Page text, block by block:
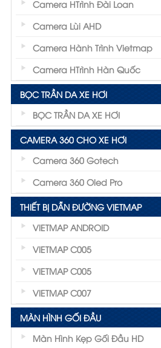
Camera HTrình Đài Loan
Camera Lùi AHD
Camera Hành Trình Vietmap
Camera HTrình Hàn Quốc
BỌC TRẦN DA XE HƠI
BỌC TRẦN DA XE HƠI
CAMERA 360 CHO XE HƠI
Camera 360 Gotech
Camera 360 Oled Pro
THIẾT BỊ DẪN ĐƯỜNG VIETMAP
VIETMAP ANDROID
VIETMAP C005
VIETMAP C005
VIETMAP C007
MÀN HÌNH GỐI ĐẦU
Màn Hình Kẹp Gối Đầu HD